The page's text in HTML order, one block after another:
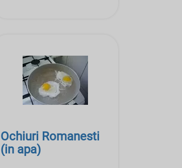
Ochiuri Romanesti
(in apa)